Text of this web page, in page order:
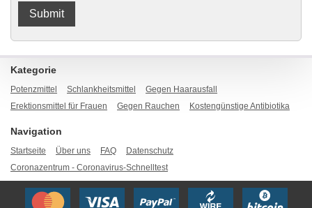
Kategorie
Potenzmittel Schlankheitsmittel
Gegen Haarausfall
Erektionsmittel für Frauen
Gegen Rauchen Kostengünstige Antibiotika
Navigation
Startseite Über uns FAQ
Datenschutz
Coronazentrum - Coronavirus-Schnelltest